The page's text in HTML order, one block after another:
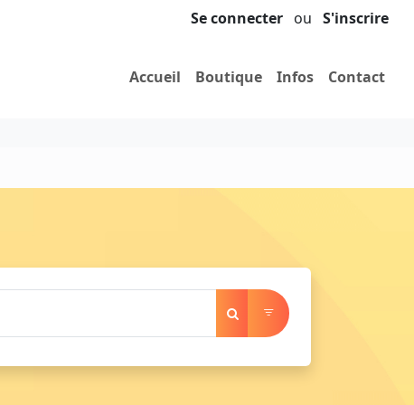
Se connecter ou S'inscrire
Accueil Boutique Infos Contact